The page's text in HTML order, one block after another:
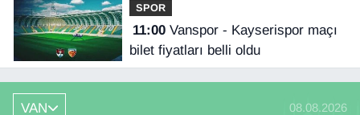
SPOR
11:00Vanspor - Kayserispor maçı
bilet fiyatları belli oldu
VAN 08.08.2026